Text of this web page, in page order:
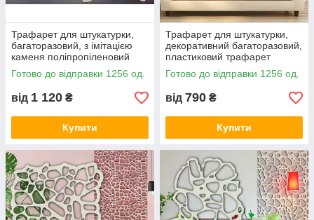
Трафарет для штукатурки,
багаторазовий, з імітацією
каменя поліпропіленовий
(560х700)
Готово до відправки 1256 од.
від 1 120 ₴
Купити
Трафарет для штукатурки,
декоративний багаторазовий,
пластиковий трафарет
(406х600)
Готово до відправки 1256 од.
від 790 ₴
Купити